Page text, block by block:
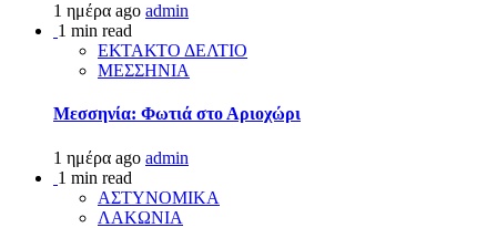
1 ημέρα ago admin
1 min read
ΕΚΤΑΚΤΟ ΔΕΛΤΙΟ
ΜΕΣΣΗΝΙΑ
Μεσσηνία: Φωτιά στο Αριοχώρι
1 ημέρα ago admin
1 min read
ΑΣΤΥΝΟΜΙΚΑ
ΛΑΚΩΝΙΑ